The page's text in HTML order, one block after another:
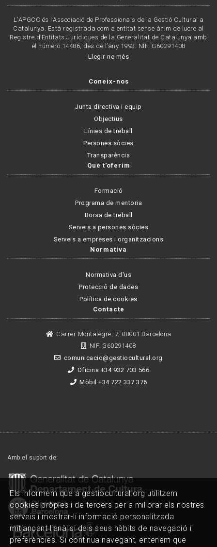
L'APGCC és l’Associació de Professionals de la Gestió Cultural a
Catalunya. Està registrada com a entitat sense ànim de lucre al
Registre d’Entitats Jurídiques de la Generalitat de Catalunya amb
el número 14486, des de l’any 1993. NIF: G60291408
Llegir-ne més
Coneix-nos
Junta directiva i equip
Objectius
Línies de treball
Persones sòcies
Transparència
Què t'oferim
Formació
Programa de mentoria
Borsa de treball
Serveis a persones sòcies
Serveis a empreses i organitzacions
Normativa
Normativa d'us
Protecció de dades
Política de cookies
Contacte
Carrer Montalegre, 7, 08001 Barcelona
NIF. G60291408
comunicacio@gestiocultural.org
Oficina +34 932 703 566
Mòbil +34 722 337 376
Amb el suport de:
Els informem que a gestiocultural.org utilitzem
cookies pròpies i de tercers per a millorar els nostres
serveis i mostrar-li informació personalitzada
mitjançant l'anàlisi dels seus hàbits de navegació i
preferències. Si continua navegant, entenem que